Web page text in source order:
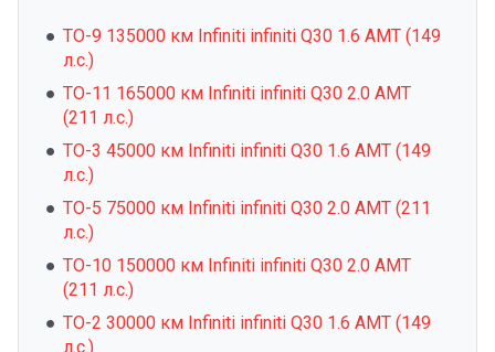
ТО-9 135000 км Infiniti infiniti Q30 1.6 AMT (149
л.с.)
ТО-11 165000 км Infiniti infiniti Q30 2.0 AMT
(211 л.с.)
ТО-3 45000 км Infiniti infiniti Q30 1.6 AMT (149
л.с.)
ТО-5 75000 км Infiniti infiniti Q30 2.0 AMT (211
л.с.)
ТО-10 150000 км Infiniti infiniti Q30 2.0 AMT
(211 л.с.)
ТО-2 30000 км Infiniti infiniti Q30 1.6 AMT (149
л.с.)